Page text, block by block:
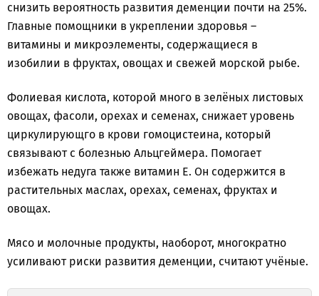
снизить вероятность развития деменции почти на 25%.
Главные помощники в укреплении здоровья –
витамины и микроэлементы, содержащиеся в
изобилии в фруктах, овощах и свежей морской рыбе.
Фолиевая кислота, которой много в зелёных листовых
овощах, фасоли, орехах и семенах, снижает уровень
циркулирующго в крови гомоцистеина, который
связывают с болезнью Альцгеймера. Помогает
избежать недуга также витамин Е. Он содержится в
растительных маслах, орехах, семенах, фруктах и
овощах.
Мясо и молочные продукты, наоборот, многократно
усиливают риски развития деменции, считают учёные.